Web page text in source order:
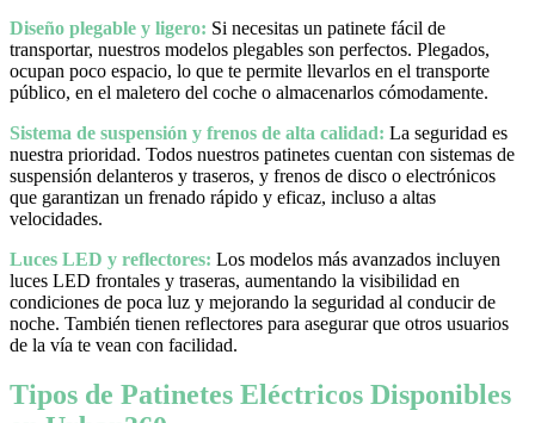
Diseño plegable y ligero: Si necesitas un patinete fácil de
transportar, nuestros modelos plegables son perfectos. Plegados,
ocupan poco espacio, lo que te permite llevarlos en el transporte
público, en el maletero del coche o almacenarlos cómodamente.
Sistema de suspensión y frenos de alta calidad: La seguridad es
nuestra prioridad. Todos nuestros patinetes cuentan con sistemas de
suspensión delanteros y traseros, y frenos de disco o electrónicos
que garantizan un frenado rápido y eficaz, incluso a altas
velocidades.
Luces LED y reflectores: Los modelos más avanzados incluyen
luces LED frontales y traseras, aumentando la visibilidad en
condiciones de poca luz y mejorando la seguridad al conducir de
noche. También tienen reflectores para asegurar que otros usuarios
de la vía te vean con facilidad.
Tipos de Patinetes Eléctricos Disponibles